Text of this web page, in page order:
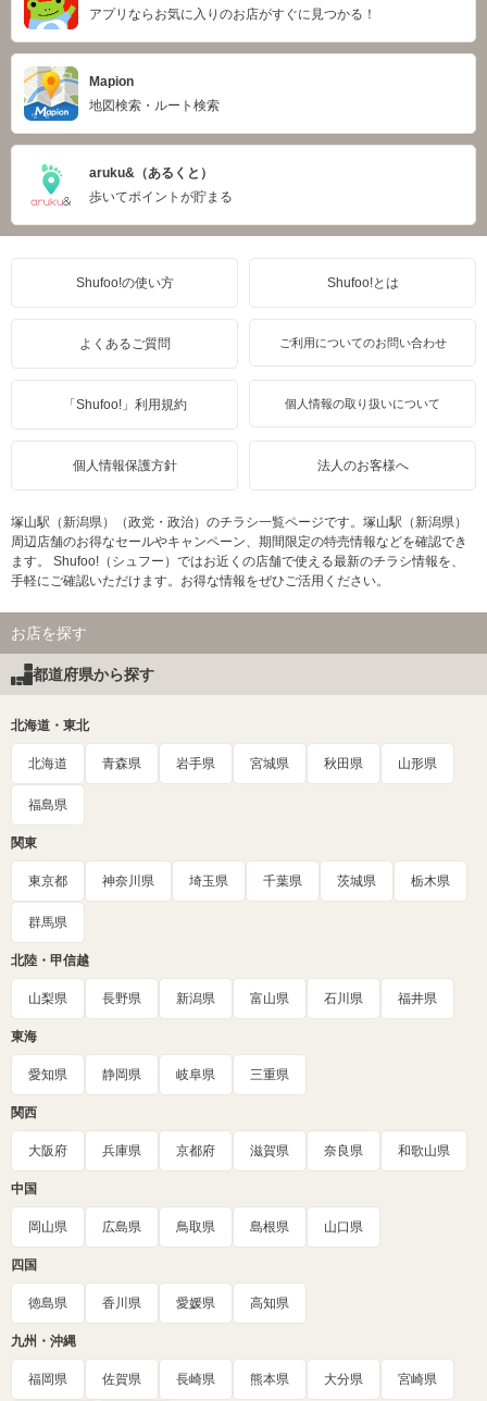
アプリならお気に入りのお店がすぐに見つかる！
Mapion
地図検索・ルート検索
aruku&（あるくと）
歩いてポイントが貯まる
Shufoo!の使い方 Shufoo!とは
よくあるご質問 ご利用についてのお問い合わせ
「Shufoo!」利用規約 個人情報の取り扱いについて
個人情報保護方針 法人のお客様へ
塚山駅（新潟県）（政党・政治）のチラシ一覧ページです。塚山駅（新潟県）
周辺店舗のお得なセールやキャンペーン、期間限定の特売情報などを確認でき
ます。 Shufoo!（シュフー）ではお近くの店舗で使える最新のチラシ情報を、
手軽にご確認いただけます。お得な情報をぜひご活用ください。
お店を探す
都道府県から探す
北海道・東北
北海道 青森県 岩手県 宮城県 秋田県 山形県
福島県
関東
東京都 神奈川県 埼玉県 千葉県 茨城県 栃木県
群馬県
北陸・甲信越
山梨県 長野県 新潟県 富山県 石川県 福井県
東海
愛知県 静岡県 岐阜県 三重県
関西
大阪府 兵庫県 京都府 滋賀県 奈良県 和歌山県
中国
岡山県 広島県 鳥取県 島根県 山口県
四国
徳島県 香川県 愛媛県 高知県
九州・沖縄
福岡県 佐賀県 長崎県 熊本県 大分県 宮崎県